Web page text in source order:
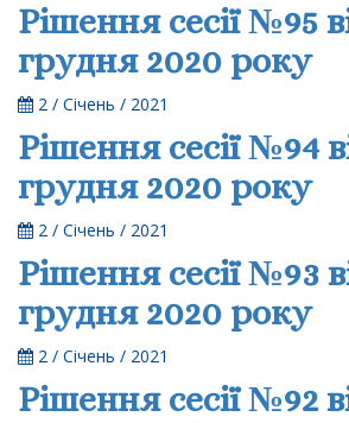
Рішення сесії №95
грудня 2020 року
2 / Січень / 2021
Рішення сесії №94
грудня 2020 року
2 / Січень / 2021
Рішення сесії №93
грудня 2020 року
2 / Січень / 2021
Рішення сесії №92